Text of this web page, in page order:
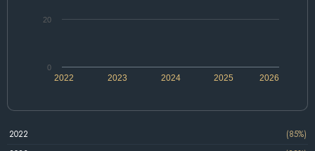
2022 2024 2026
2023 2025
0
20
2022
(85%)